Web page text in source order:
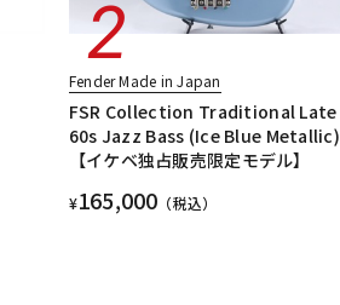
Fender Made in Japan
FSR Collection Traditional Late
60s Jazz Bass (Ice Blue Metallic)
【イケベ独占販売限定モデル】
¥165,000 （税込）